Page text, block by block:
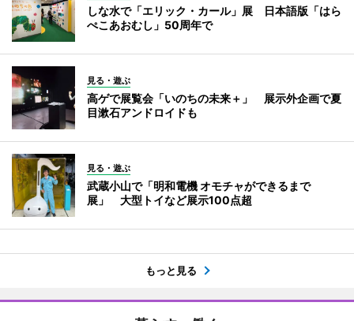
しな水で「エリック・カール」展 日本語版「はら
ぺこあおむし」50周年で
見る・遊ぶ
高ゲで展覧会「いのちの未来＋」 展示外企画で夏
目漱石アンドロイドも
見る・遊ぶ
武蔵小山で「明和電機 オモチャができるまで
展」 大型トイなど展示100点超
もっと見る